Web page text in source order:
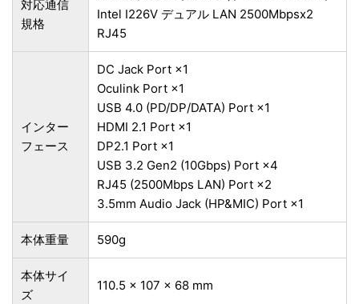
対応通信
規格
Intel I226V デュアル LAN 2500Mbpsx2
RJ45
インター
フェース
DC Jack Port ×1
Oculink Port ×1
USB 4.0 (PD/DP/DATA) Port ×1
HDMI 2.1 Port ×1
DP2.1 Port ×1
USB 3.2 Gen2 (10Gbps) Port ×4
RJ45 (2500Mbps LAN) Port ×2
3.5mm Audio Jack (HP&MIC) Port ×1
本体重量 590g
本体サイ
ズ
110.5 x 107 x 68 mm